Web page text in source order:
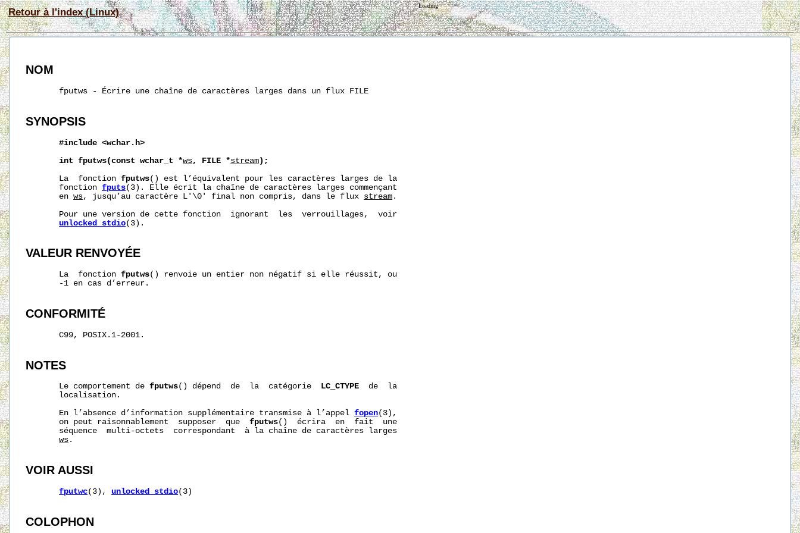
Retour à l'index (Linux)
Loading
NOM
       fputws - Écrire une chaîne de caractères larges dans un flux FILE
SYNOPSIS
#include <wchar.h>
int
fputws(const wchar_t *ws, FILE *stream);
       La  fonction
fputws() est l’équivalent pour les caractères larges de la
       fonction
fputs(3). Elle écrit la chaîne de caractères larges commençant
       en
ws, jusqu’au caractère L'\0' final non compris, dans le flux stream .
       Pour une version de cette fonction  ignorant  les  verrouillages,  voir
unlocked_stdio(3).
VALEUR RENVOYÉE
       La  fonction
fputws() renvoie un entier non négatif si elle réussit, ou
       -1 en cas d’erreur.
CONFORMITÉ
       C99, POSIX.1-2001.
NOTES
       Le comportement de
fputws() dépend  de  la  catégorie LC_CTYPE
  de  la
       localisation.
       En l’absence d’information supplémentaire transmise à l’appel
fopen(3),
       on peut raisonnablement  supposer  que
fputws()  écrira  en  fait  une
       séquence  multi-octets  correspondant  à la chaîne de caractères larges
ws .
VOIR AUSSI
fputwc(3), unlocked_stdio(3)
COLOPHON